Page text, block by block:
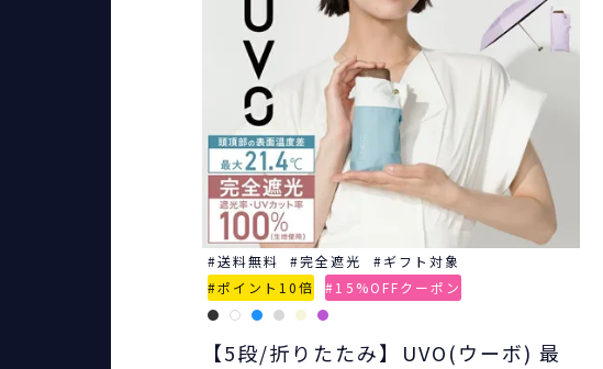
送料無料 完全遮光
ギフト対象
ポイント10倍
15%OFFクーポン
【5段/折りたたみ】UVO(ウーボ) 最